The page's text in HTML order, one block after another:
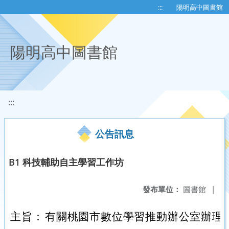
::: 陽明高中圖書館
陽明高中圖書館
:::
公告訊息
B1 科技輔助自主學習工作坊
發布單位： 圖書館 |
主旨： 有關桃園市數位學習推動辦公室辦理